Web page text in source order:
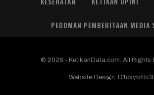
PEDOMAN PEMBERITAAN MEDIA
© 2026 - KetikanData.com. All Rights
Website Design: D1ckyb4b3l